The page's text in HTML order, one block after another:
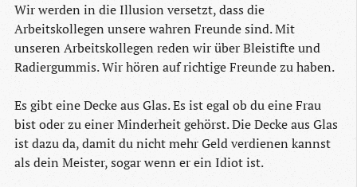
Wir werden in die Illusion versetzt, dass die
Arbeitskollegen unsere wahren Freunde sind. Mit
unseren Arbeitskollegen reden wir über Bleistifte und
Radiergummis. Wir hören auf richtige Freunde zu haben.
Es gibt eine Decke aus Glas. Es ist egal ob du eine Frau
bist oder zu einer Minderheit gehörst. Die Decke aus Glas
ist dazu da, damit du nicht mehr Geld verdienen kannst
als dein Meister, sogar wenn er ein Idiot ist.